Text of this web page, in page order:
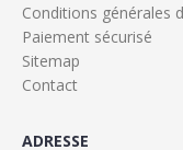
Conditions générales
Paiement sécurisé
Sitemap
Contact
ADRESSE